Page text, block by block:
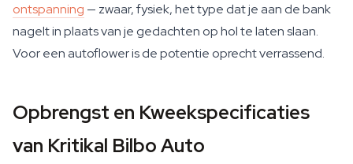
ontspanning — zwaar, fysiek, het type dat je aan de bank
nagelt in plaats van je gedachten op hol te laten slaan.
Voor een autoflower is de potentie oprecht verrassend.
Opbrengst en Kweekspecificaties
van Kritikal Bilbo Auto